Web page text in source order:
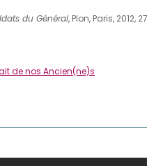
du Général, Plon, Paris, 2012,
de nos Ancien(ne)s